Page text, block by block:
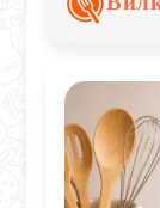
блюдам.